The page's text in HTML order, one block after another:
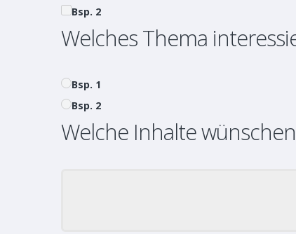
Bsp. 2
Welches Thema
Bsp. 1
Bsp. 2
Welche Inhalte